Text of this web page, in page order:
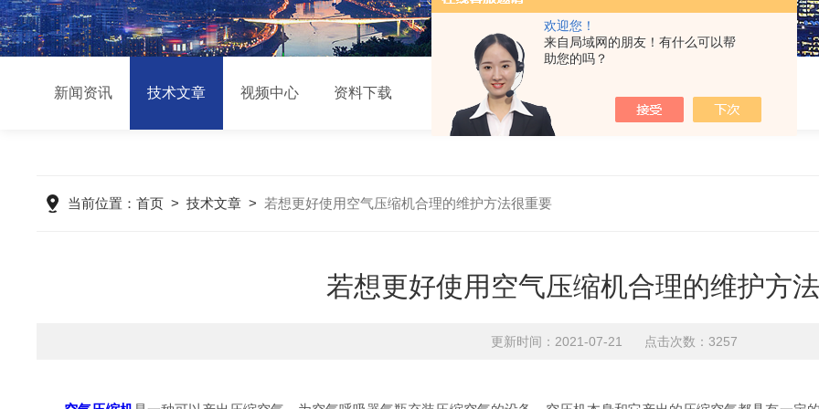
欢迎您！
来自局域网的朋友！有什么可以帮
助您的吗？
新闻资讯 技术文章 视频中心 资料下载
当前位置：首页 >技术文章 > 若想更好使用空气压缩机合理的维护方法很重要
若想更好使用空气压缩机合理的维护方
更新时间：2021-07-21 点击次数：3257